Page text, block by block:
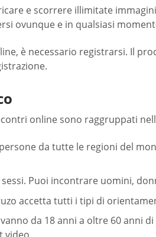
e scorrere illimitate
ovunque e in qualsiasi
è necessario registrarsi. Il
online sono raggruppati
da tutte le regioni del
sessi. Puoi incontrare uomini,
accetta tutti i tipi di
da 18 anni a oltre 60 anni